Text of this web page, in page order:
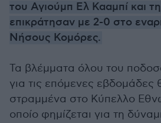
του Αγιούμπ Ελ Κααμπί και
επικράτησαν με 2-0 στο
Νήσους Κομόρες.
Τα βλέμματα όλου του
για τις επόμενες εβδομάδες
στραμμένα στο Κύπελλο
οποίο φημίζεται για τη